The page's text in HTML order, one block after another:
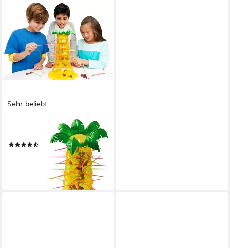
Sehr beliebt
Spiel S.O.S Affenalarm
(242)
UVP25,99 €
lieferbar - in 1-2 Werktagen bei dir